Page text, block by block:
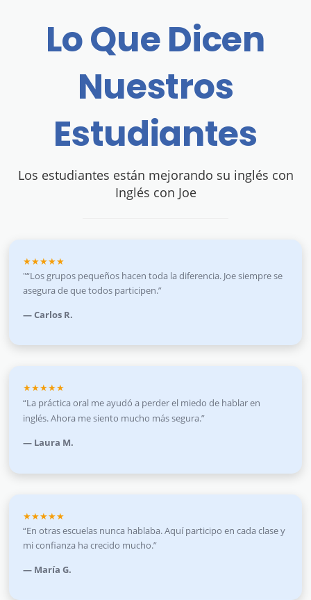
Lo Que Dicen
Nuestros
Estudiantes
Los estudiantes están mejorando su inglés con
Inglés con Joe
★★★★★
"“Los grupos pequeños hacen toda la diferencia. Joe siempre se
asegura de que todos participen.”
— Carlos R.
★★★★★
“La práctica oral me ayudó a perder el miedo de hablar en
inglés. Ahora me siento mucho más segura.”
— Laura M.
★★★★★
“En otras escuelas nunca hablaba. Aquí participo en cada clase y
mi confianza ha crecido mucho.”
— María G.